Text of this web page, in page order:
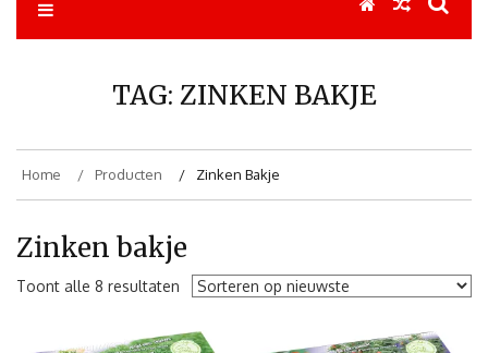
TAG: ZINKEN BAKJE
Home Producten Zinken Bakje
Zinken bakje
Toont alle 8 resultaten